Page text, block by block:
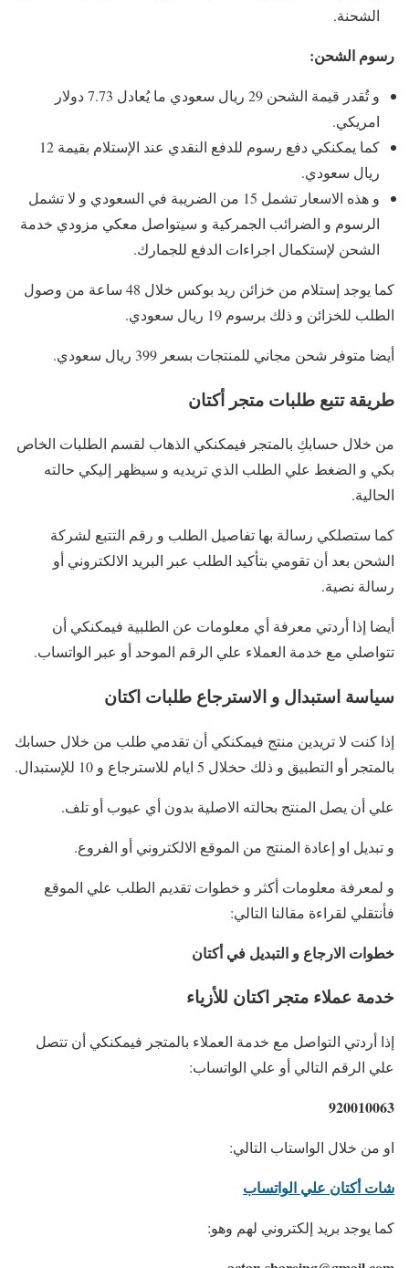
الشحنة.
رسوم الشحن:
و تُقدر قيمة الشحن 29 ريال سعودي ما يُعادل 7.73 دولار
امريكي.
كما يمكنكي دفع رسوم للدفع النقدي عند الإستلام بقيمة 12
ريال سعودي.
و هذه الاسعار تشمل 15 من الضريبة في السعودي و لا تشمل
الرسوم و الضرائب الجمركية و سيتواصل معكي مزودي خدمة
الشحن لإستكمال اجراءات الدفع للجمارك.
كما يوجد إستلام من خزائن ريد بوكس خلال 48 ساعة من وصول
الطلب للخزائن و ذلك برسوم 19 ريال سعودي.
أيضا متوفر شحن مجاني للمنتجات بسعر 399 ريال سعودي.
طريقة تتبع طلبات متجر أكتان
من خلال حسابكِ بالمتجر فيمكنكي الذهاب لقسم الطلبات الخاص
بكي و الضغط علي الطلب الذي تريديه و سيظهر إليكي حالته
الحالية.
كما ستصلكي رسالة بها تفاصيل الطلب و رقم التتبع لشركة
الشحن بعد أن تقومي بتأكيد الطلب عبر البريد الالكتروني أو
رسالة نصية.
أيضا إذا أردتي معرفة أي معلومات عن الطلبية فيمكنكي أن
تتواصلي مع خدمة العملاء علي الرقم الموحد أو عبر الواتساب.
سياسة استبدال و الاسترجاع طلبات اكتان
إذا كنت لا تريدين منتج فيمكنكي أن تقدمي طلب من خلال حسابك
بالمتجر أو التطبيق و ذلك حخلال 5 ايام للاسترجاع و 10 للإستبدال.
علي أن يصل المنتج بحالته الاصلية بدون أي عيوب أو تلف.
و تبديل او إعادة المنتج من الموقع الالكتروني أو الفروع.
و لمعرفة معلومات أكثر و خطوات تقديم الطلب علي الموقع
فأنتقلي لقراءة مقالنا التالي:
خطوات الارجاع و التبديل في أكتان
خدمة عملاء متجر اكتان للأزياء
إذا أردتي التواصل مع خدمة العملاء بالمتجر فيمكنكي أن تتصل
علي الرقم التالي أو علي الواتساب:
920010063
او من خلال الواستاب التالي:
شات أكتان علي الواتساب
كما يوجد بريد إلكتروني لهم وهو: